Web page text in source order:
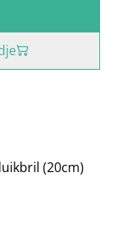
(20cm)